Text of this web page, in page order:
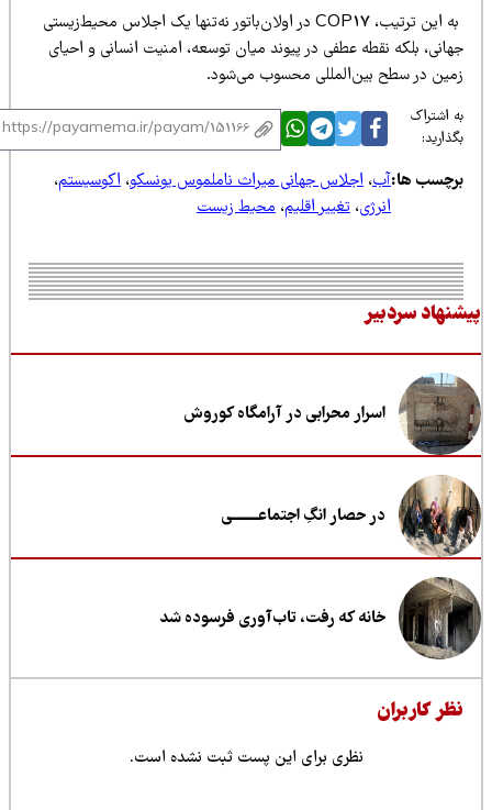
به این ترتیب، COP17 در اولان‌باتور نه‌تنها یک اجلاس محیط‌زیستی
بلکه نقطه عطفی در پیوند میان توسعه، امنیت انسانی و احیای
در سطح بین‌المللی محسوب می‌شود.
اشتراک
ها:آب،اجلاس جهانی میراث ناملموس یونسکو،اکوسیستم،
،تغییر اقلیم،محیط زیست
سردبیر
اسرار محرابی در آرامگاه کوروش
در حصار انگِ اجتماعــــــــی
خانه که رفت، تاب‌آوری فرسوده شد
کاربران
نظری برای این پست ثبت نشده است.